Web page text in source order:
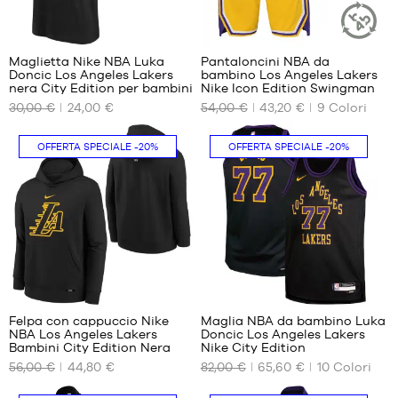
bambino
- da 1,35
m a 1,50
L -
bambino
- da 1,50
m
XL -
bambino
- da 165
cm a 180
cm
I
FORMATI
S -
bambino
- da 1,25
m a 1,35
m
m a 1,50
L -
bambino
- da 1,50
m
Maglietta Nike NBA Luka
Doncic Los Angeles Lakers
nera City Edition per bambini
30,00 €
24,00 €
I
FORMATI
DISPONIBILI
XL -
bambino
- da 165
cm a 180
cm
158
Pantaloncini NBA da
bambino Los Angeles Lakers
Nike Icon Edition Swingman
54,00 €
43,20 € 9 Colori
OFFERTA SPECIALE-20%
I
FORMATI
DISPONIBILI
Felpa con cappuccio Nike
NBA Los Angeles Lakers
Bambini City Edition Nera
56,00 €
44,80 €
OFFERTA SPECIALE -20%
I
FORMATI
63
Maglia NBA da bambino Luka
Doncic Los Angeles Lakers
Nike City Edition
82,00 €
65,60 € 10Colori